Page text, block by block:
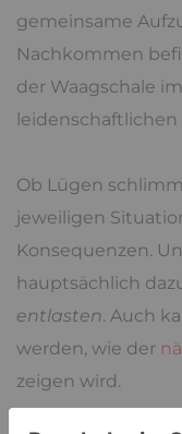
gemeinsame
Nachkommen
der Waagschale
Ob Lügen
jeweiligen
Konsequenzen.
hauptsächlich
entlasten. Auch
werden, wie der
zeigen wird.